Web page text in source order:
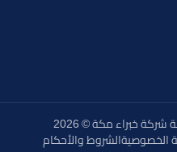
خبراء مكة © 2026
الشروط والأحكام